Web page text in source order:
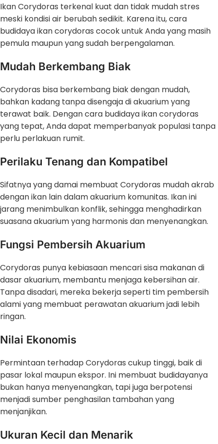
Ikan Corydoras terkenal kuat dan tidak mudah stres
meski kondisi air berubah sedikit. Karena itu, cara
budidaya ikan corydoras cocok untuk Anda yang masih
pemula maupun yang sudah berpengalaman.
Mudah Berkembang Biak
Corydoras bisa berkembang biak dengan mudah,
bahkan kadang tanpa disengaja di akuarium yang
terawat baik. Dengan cara budidaya ikan corydoras
yang tepat, Anda dapat memperbanyak populasi tanpa
perlu perlakuan rumit.
Perilaku Tenang dan Kompatibel
Sifatnya yang damai membuat Corydoras mudah akrab
dengan ikan lain dalam akuarium komunitas. Ikan ini
jarang menimbulkan konflik, sehingga menghadirkan
suasana akuarium yang harmonis dan menyenangkan.
Fungsi Pembersih Akuarium
Corydoras punya kebiasaan mencari sisa makanan di
dasar akuarium, membantu menjaga kebersihan air.
Tanpa disadari, mereka bekerja seperti tim pembersih
alami yang membuat perawatan akuarium jadi lebih
ringan.
Nilai Ekonomis
Permintaan terhadap Corydoras cukup tinggi, baik di
pasar lokal maupun ekspor. Ini membuat budidayanya
bukan hanya menyenangkan, tapi juga berpotensi
menjadi sumber penghasilan tambahan yang
menjanjikan.
Ukuran Kecil dan Menarik